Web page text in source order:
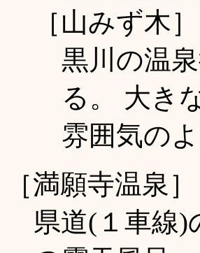
［山みず木］
黒川の温
る。 大き
雰囲気の
［満願寺温泉
県道(１車線